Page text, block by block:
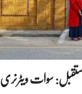
سوات ویٹرنری